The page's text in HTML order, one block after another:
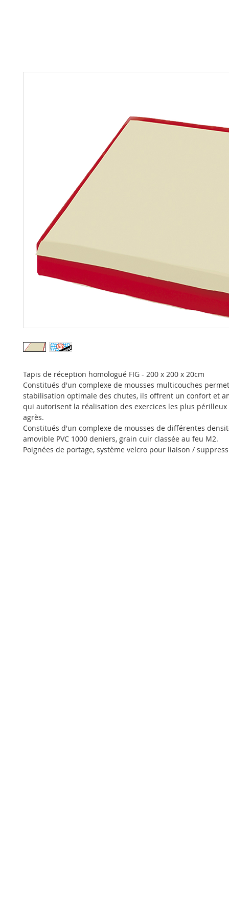
Tapis de réception homologué FIG - 200 x 200 x 20cm
Constitués d'un complexe de mousses multicouches
stabilisation optimale des chutes, ils offrent un confort et
qui autorisent la réalisation des exercices les plus périlleux
agrès.
Constitués d'un complexe de mousses de différentes
amovible PVC 1000 deniers, grain cuir classée au feu M2.
Poignées de portage, système velcro pour liaison /